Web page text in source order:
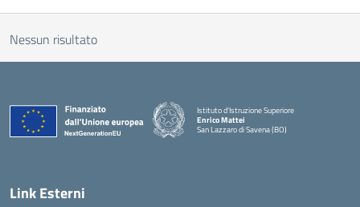
Nessun risultato
Istituto d'Istruzione Superiore
Enrico Mattei
San Lazzaro di Savena (BO)
Link Esterni